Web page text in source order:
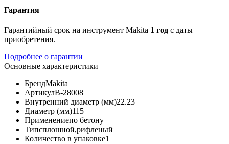
Гарантия
Гарантийный срок на инструмент Makita 1 год с даты
приобретения.
Подробнее о гарантии
Основные характеристики
БрендMakita
АртикулB-28008
Внутренний диаметр (мм)22.23
Диаметр (мм)115
Применениепо бетону
Типсплошной,рифленый
Количество в упаковке1